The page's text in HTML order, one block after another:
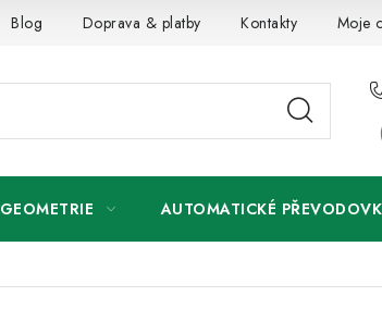
Blog Doprava & platby Kontakty Moje
GEOMETRIE AUTOMATICKÉ